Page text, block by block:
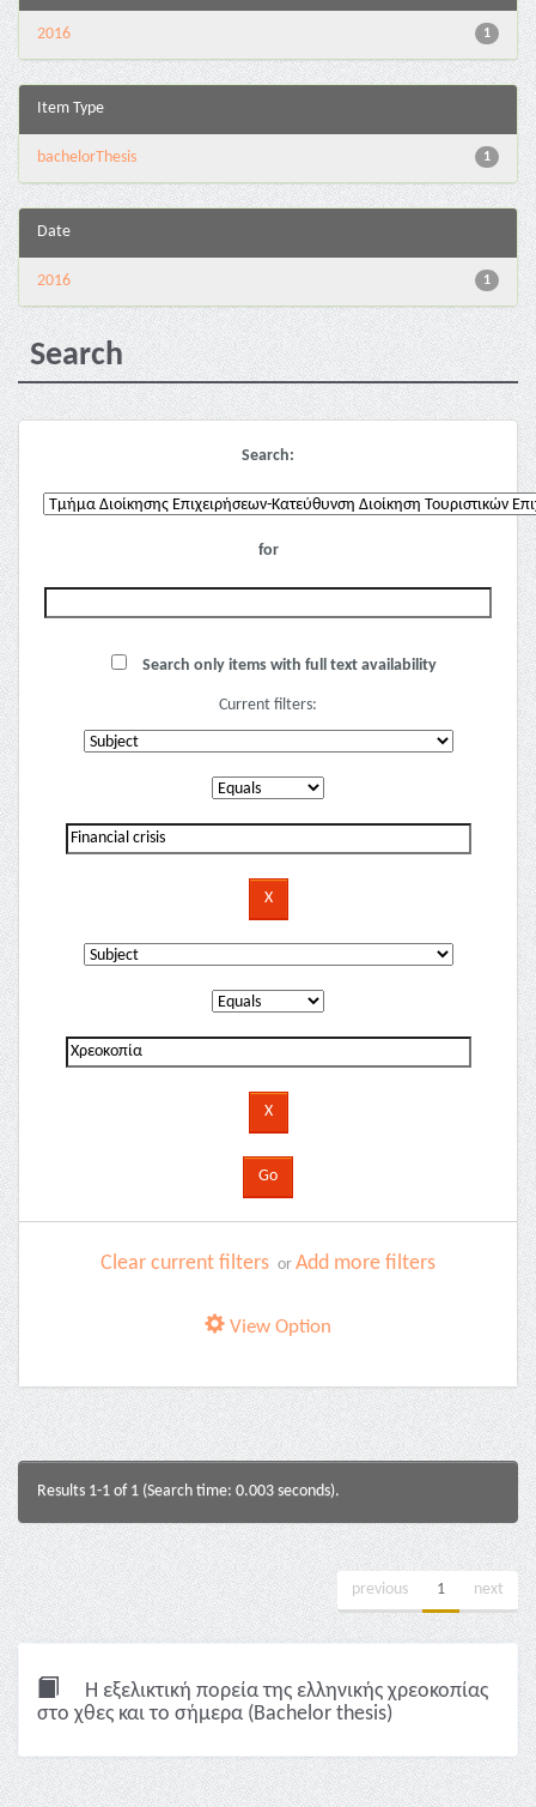
1
2016
Item Type
1
bachelorThesis
Date
1
2016
Search
Search:
for
Search only items with full text availability
Current filters:
Clear current filters or Add more filters
View Option
Results 1-1 of 1 (Search time: 0.003 seconds).
previous 1 next
Η εξελικτική πορεία της ελληνικής χρεοκοπίας
στο χθες και το σήμερα (Bachelor thesis)